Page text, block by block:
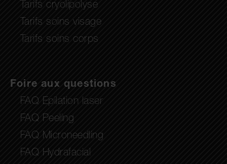
Tarifs cryolipolyse
Tarifs soins visage
Tarifs soins corps
Foire aux questions
FAQ Epilation laser
FAQ Peeling
FAQ Microneedling
FAQ Hydrafacial